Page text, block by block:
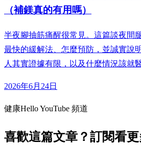
（補鎂真的有用嗎）
半夜腳抽筋痛醒很常見。這篇談夜間
最快的緩解法、怎麼預防，並誠實說
人其實證據有限，以及什麼情況該就醫
2026年6月24日
健康Hello YouTube 頻道
喜歡這篇文章？訂閱看